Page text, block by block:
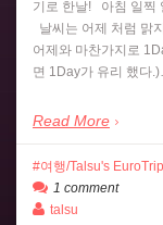
기로 한날! 아침 일찍
날씨는 어제 처럼 맑
어제와 마찬가지로
면 1Day가 유리 했다
Read More
여행/Talsu's EuroTrip
1 comment
talsu